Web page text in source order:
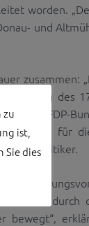
worden.
und
zusammen:
des
SPD/FDP-
vor allem für
durch
bewegt“,
zu
ist,
Sie dies